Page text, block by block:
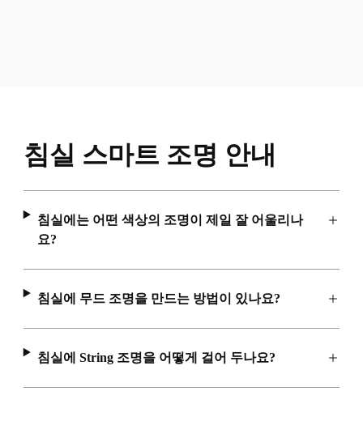
침실 스마트 조명 안내
침실에는 어떤 색상의 조명이 제일 잘 어울리나
요?
침실에 무드 조명을 만드는 방법이 있나요?
침실에 String 조명을 어떻게 걸어 두나요?